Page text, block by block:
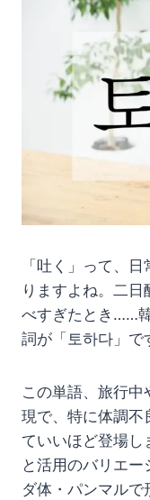
「吐く」って、
りますよね。二
べすぎたとき……
詞が「토하다」で
この単語、旅行
現で、特に体調不
ていいほど登場
と活用のバリエ
ダ体・パンマルで